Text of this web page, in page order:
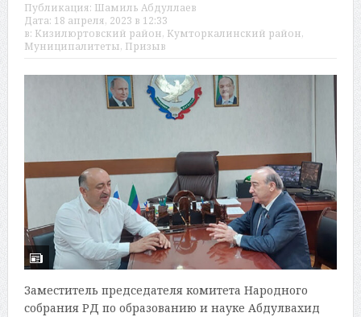
Публикация: Шамиль Абдуллаев
Дата: 18 апреля, 2023 в 12:33
в: Кизилюртовский район, Кумторкалинский район,
Муниципалитеты, Призыв
Заместитель председателя комитета Народного
собрания РД по образованию и науке Абдулвахид